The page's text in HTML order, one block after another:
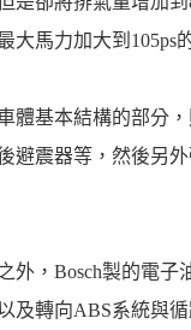
大馬力加大到105ps
體基本結構的部分
避震器等，然後另
外，Bosch製的電子
及轉向ABS系統與循